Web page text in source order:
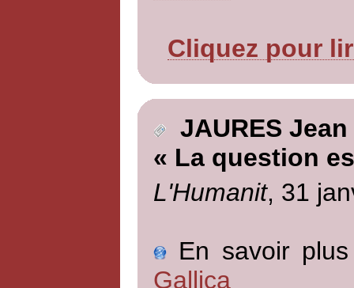
Cliquez pour
JAURES Jean
« La question
L'Humanit, 31
En savoir
Gallica